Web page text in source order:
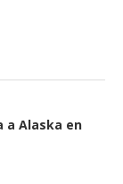
a Alaska en